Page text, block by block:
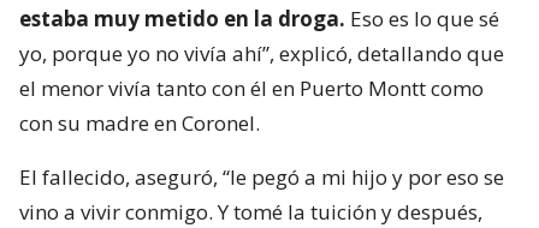
estaba muy metido en la droga. Eso es lo que sé
yo, porque yo no vivía ahí”, explicó, detallando que
el menor vivía tanto con él en Puerto Montt como
con su madre en Coronel.
El fallecido, aseguró, “le pegó a mi hijo y por eso se
vino a vivir conmigo. Y tomé la tuición y después,